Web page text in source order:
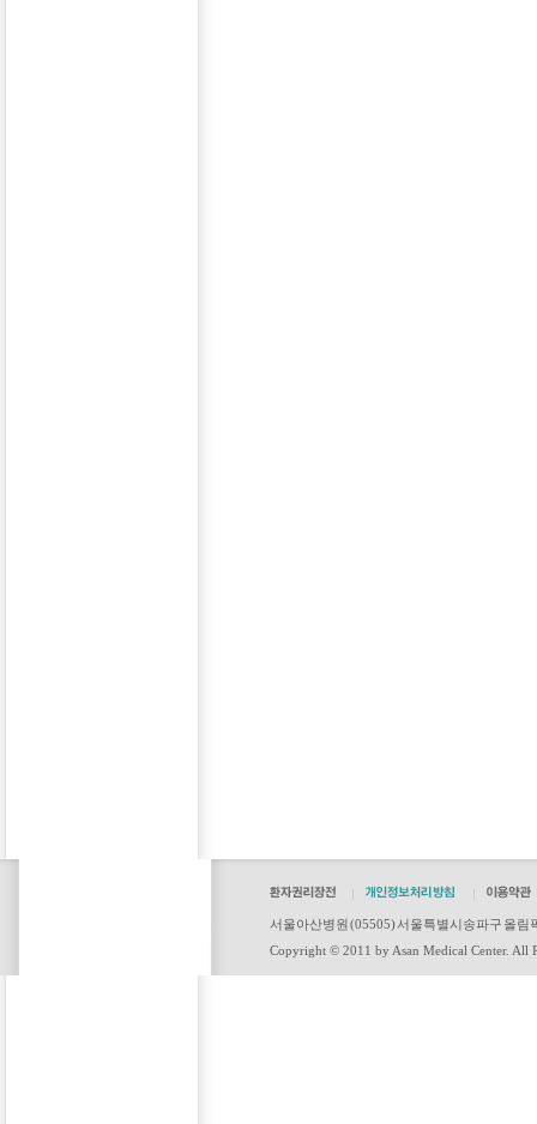
서울아산병원 (05505) 서울특별시 송파구 올림
Copyright © 2011 by Asan Medical Center. All